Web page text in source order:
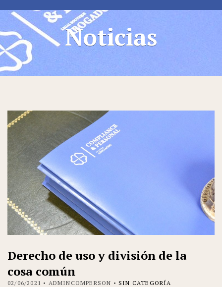
Noticias
Derecho de uso y división de la
cosa común
02/06/2021 • ADMINCOMPERSON • SIN CATEGORÍA